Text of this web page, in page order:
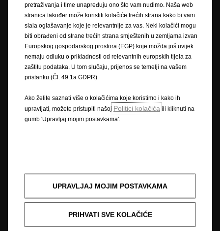
su točni u vrijeme objavljivanja. Pridržavamo pravo na izmjene u dizajnu i
opremi. Prikazane boje su samo približne stvarnim bojama. Ilustrirana
dodatna oprema dostupna je uz nadoplatu. Dostupnost, tehničke
karakteristike i oprema naših vozila mogu biti različite ili mogu biti
dostupne samo u nekim zemljama ili mogu biti dostupne uz dodatne
troškove. Za precizne informacije o opremi koja se isporučuje na našim
vozilima obratite se lokalnom Opel partneru.
* Navedeni podaci o potrošnji goriva i emisijama CO
odobravaju nova vozila. Postupak WLTP zamjenjuje Europski vozni ciklus
(NEDC) kao prethodno korišten ispitni postupak. Zbog realističnijih
ispitnih uvjeta, potrošnja goriva i emisije CO
** Navedeni podaci o potrošnji goriva i emisijama CO2određeni su u
skladu s novim globalno usklađenim ispitnim postupkom za laka vozila
pretraživanja i time unapređuju ono što vam nudimo. Naša web
stranica također može koristiti kolačiće trećih strana kako bi vam
slala oglašavanje koje je relevantnije za vas. Neki kolačići mogu
biti obrađeni od strane trećih strana smještenih u zemljama izvan
Europskog gospodarskog prostora (EGP) koje možda još uvijek
nemaju odluku o prikladnosti od relevantnih europskih tijela za
zaštitu podataka. U tom slučaju, prijenos se temelji na vašem
pristanku (Čl. 49.1a GDPR).
Ako želite saznati više o kolačićima koje koristimo i kako ih
upravljati, možete pristupiti našoj Politici kolačića ili kliknuti na
gumb 'Upravljaj mojim postavkama'.
UPRAVLJAJ MOJIM POSTAVKAMA
PRIHVATI SVE KOLAČIĆE